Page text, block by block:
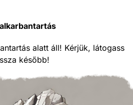
alatt áll! Kérjük, látogass
később!